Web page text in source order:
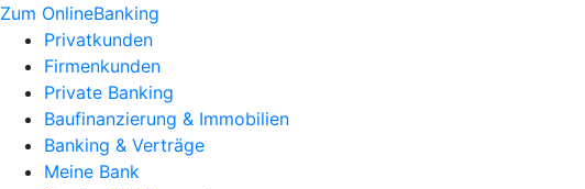
Zum OnlineBanking
Privatkunden
Firmenkunden
Private Banking
Baufinanzierung & Immobilien
Banking & Verträge
Meine Bank